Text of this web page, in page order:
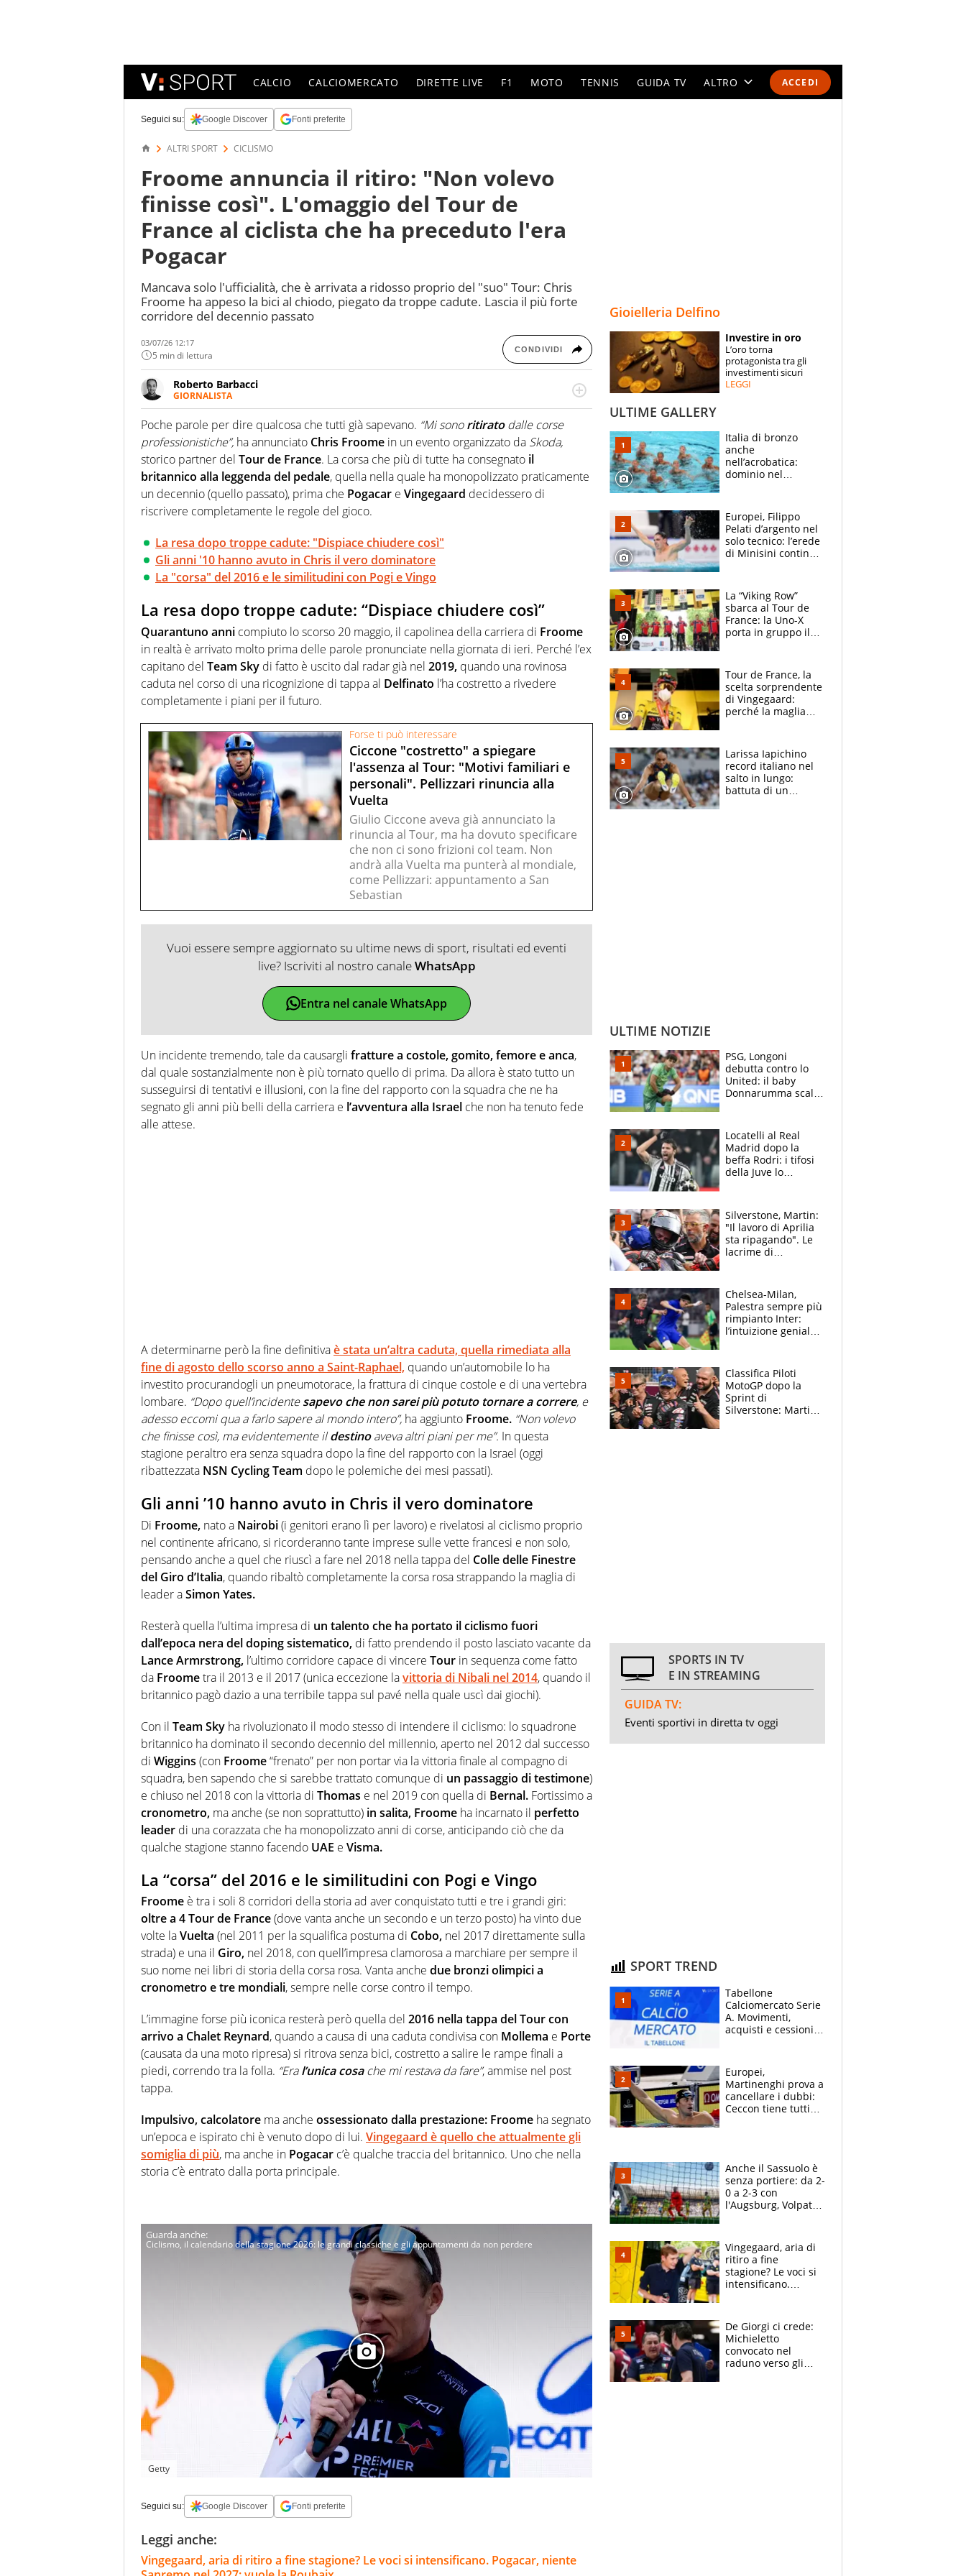
ACCEDI
CALCIO CALCIOMERCATO DIRETTE LIVE F1 MOTO TENNIS GUIDA TV ALTRO
SPECIALI
ESPERTI
Seguici su: Google Discover Fonti preferite
ALTRI SPORT CICLISMO
Froome annuncia il ritiro: "Non volevo
finisse così". L'omaggio del Tour de
France al ciclista che ha preceduto l'era
Pogacar
Mancava solo l'ufficialità, che è arrivata a ridosso proprio del "suo" Tour: Chris
Froome ha appeso la bici al chiodo, piegato da troppe cadute. Lascia il più forte
corridore del decennio passato
03/07/26 12:17
5 min di lettura CONDIVIDI
Roberto Barbacci
GIORNALISTA
Giornalista (pubblicista) sportivo a tutto campo, è il tuttologo di Virgilio Sport. Provate a
chiedergli di boxe, di scherma, di volley o di curling: ve ne farà innamorare
Poche parole per dire qualcosa che tutti già sapevano. “Mi sonoritiratodalle corse
professionistiche”, ha annunciato Chris Froome in un evento organizzato da Skoda,
storico partner del Tour de France. La corsa che più di tutte ha consegnato il
britannico alla leggenda del pedale, quella nella quale ha monopolizzato praticamente
un decennio (quello passato), prima che Pogacar e Vingegaard decidessero di
riscrivere completamente le regole del gioco.
La resa dopo troppe cadute: "Dispiace chiudere così"
Gli anni '10 hanno avuto in Chris il vero dominatore
La "corsa" del 2016 e le similitudini con Pogi e Vingo
La resa dopo troppe cadute: “Dispiace chiudere così”
Quarantuno anni compiuto lo scorso 20 maggio, il capolinea della carriera di Froome
in realtà è arrivato molto prima delle parole pronunciate nella giornata di ieri. Perché l’ex
capitano del Team Sky di fatto è uscito dal radar già nel 2019, quando una rovinosa
caduta nel corso di una ricognizione di tappa al Delfinato l’ha costretto a rivedere
completamente i piani per il futuro.
Forse ti può interessare
Ciccone "costretto" a spiegare
l'assenza al Tour: "Motivi familiari e
personali". Pellizzari rinuncia alla
Vuelta
Giulio Ciccone aveva già annunciato la
rinuncia al Tour, ma ha dovuto specificare
che non ci sono frizioni col team. Non
andrà alla Vuelta ma punterà al mondiale,
come Pellizzari: appuntamento a San
Sebastian
Vuoi essere sempre aggiornato su ultime news di sport, risultati ed eventi
live? Iscriviti al nostro canaleWhatsApp
Entra nel canale WhatsApp
Un incidente tremendo, tale da causargli fratture a costole, gomito, femore e anca,
dal quale sostanzialmente non è più tornato quello di prima. Da allora è stato tutto un
susseguirsi di tentativi e illusioni, con la fine del rapporto con la squadra che ne ha
segnato gli anni più belli della carriera e l’avventura alla Israel che non ha tenuto fede
alle attese.
A determinarne però la fine definitivaè stata un’altra caduta, quella rimediata alla
fine di agosto dello scorso anno a Saint-Raphael, quando un’automobile lo ha
investito procurandogli un pneumotorace, la frattura di cinque costole e di una vertebra
lombare. “Dopo quell’incidentesapevo che non sarei più potuto tornare a correre, e
adesso eccomi qua a farlo sapere al mondo intero”, ha aggiunto Froome. “Non volevo
che finisse così, ma evidentemente ildestinoaveva altri piani per me”. In questa
stagione peraltro era senza squadra dopo la fine del rapporto con la Israel (oggi
ribattezzata NSN Cycling Team dopo le polemiche dei mesi passati).
Gli anni ’10 hanno avuto in Chris il vero dominatore
Di Froome, nato a Nairobi(i genitori erano lì per lavoro) e rivelatosi al ciclismo proprio
nel continente africano, si ricorderanno tante imprese sulle vette francesi e non solo,
pensando anche a quel che riuscì a fare nel 2018 nella tappa del Colle delle Finestre
del Giro d’Italia, quando ribaltò completamente la corsa rosa strappando la maglia di
leader aSimon Yates.
Resterà quella l’ultima impresa di un talento che ha portato il ciclismo fuori
dall’epoca nera del doping sistematico, di fatto prendendo il posto lasciato vacante da
Lance Armrstrong, l’ultimo corridore capace di vincere Tour in sequenza come fatto
da Froometra il 2013 e il 2017 (unica eccezione lavittoria di Nibali nel 2014, quando il
britannico pagò dazio a una terribile tappa sul pavé nella quale uscì dai giochi).
Con il Team Sky ha rivoluzionato il modo stesso di intendere il ciclismo: lo squadrone
britannico ha dominato il secondo decennio del millennio, aperto nel 2012 dal successo
di Wiggins (con Froome“frenato” per non portar via la vittoria finale al compagno di
squadra, ben sapendo che si sarebbe trattato comunque di un passaggio di testimone)
e chiuso nel 2018 con la vittoria di Thomas e nel 2019 con quella di Bernal. Fortissimo a
cronometro, ma anche (se non soprattutto) in salita, Froome ha incarnato il perfetto
leader di una corazzata che ha monopolizzato anni di corse, anticipando ciò che da
qualche stagione stanno facendo UAE e Visma.
La “corsa” del 2016 e le similitudini con Pogi e Vingo
Froome è tra i soli 8 corridori della storia ad aver conquistato tutti e tre i grandi giri:
oltre a 4 Tour de France(dove vanta anche un secondo e un terzo posto) ha vinto due
volte laVuelta (nel 2011 per la squalifica postuma di Cobo, nel 2017 direttamente sulla
strada) e una il Giro, nel 2018, con quell’impresa clamorosa a marchiare per sempre il
suo nome nei libri di storia della corsa rosa. Vanta anche due bronzi olimpici a
cronometro e tre mondiali, sempre nelle corse contro il tempo.
L’immagine forse più iconica resterà però quella del 2016 nella tappa del Tour con
arrivo a Chalet Reynard, quando a causa di una caduta condivisa con Mollema e Porte
(causata da una moto ripresa) si ritrova senza bici, costretto a salire le rampe finali a
piedi, correndo tra la folla. “Eral’unica cosache mi restava da fare”, ammise nel post
tappa.
Impulsivo, calcolatore ma anche ossessionato dalla prestazione: Froome ha segnato
un’epoca e ispirato chi è venuto dopo di lui. Vingegaard è quello che attualmente gli
somiglia di più, ma anche in Pogacar c’è qualche traccia del britannico. Uno che nella
storia c’è entrato dalla porta principale.
Ciclismo, il calendario della stagione 2026: le grandi classiche e gli appuntamenti da non perdere
Getty
Seguici su: Google Discover Fonti preferite
Leggi anche:
Vingegaard, aria di ritiro a fine stagione? Le voci si intensificano. Pogacar, niente
Gioielleria Delfino
Investire in oro
L’oro torna
protagonista tra gli
investimenti sicuri
LEGGI
ULTIME GALLERY
Italia di bronzo
anche
nell’acrobatica:
dominio nel
e compagni
continuare
Europei, Filippo
Pelati d’argento nel
solo tecnico: l’erede
di Minisini continua
mirino
La “Viking Row”
sbarca al Tour de
France: la Uno-X
porta in gruppo il
compagni
Tour de France, la
scelta sorprendente
di Vingegaard:
perché la maglia
rischio da evitare
Larissa Iapichino
record italiano nel
salto in lungo:
battuta di un
ULTIME NOTIZIE
PSG, Longoni
debutta contro lo
United: il baby
Donnarumma scalza
Locatelli al Real
Madrid dopo la
beffa Rodri: i tifosi
della Juve lo
Silverstone, Martin:
"Il lavoro di Aprilia
sta ripagando". Le
lacrime di
la gara domani"
Chelsea-Milan,
Palestra sempre più
rimpianto Inter:
l’intuizione geniale
Classifica Piloti
MotoGP dopo la
Sprint di
Silverstone: Martin
SPORTS IN TV
E IN STREAMING
GUIDA TV:
Eventi sportivi in diretta tv oggi
SPORT TREND
Tabellone
Calciomercato Serie
A. Movimenti,
acquisti e cessioni:
Europei,
Martinenghi prova a
cancellare i dubbi:
Ceccon tiene tutti
Anche il Sassuolo è
senza portiere: da 2-
0 a 2-3 con
l'Augsburg, Volpato
Vingegaard, aria di
ritiro a fine
stagione? Le voci si
intensificano.
vuole la Roubaix
De Giorgi ci crede:
Michieletto
convocato nel
raduno verso gli